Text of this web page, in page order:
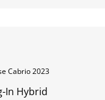
Cabrio 2023
In Hybrid